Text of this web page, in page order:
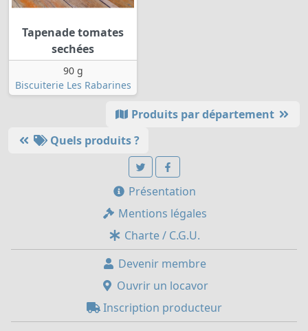
Tapenade tomates
sechées
90 g
Biscuiterie Les Rabarines
Produits par département
Quels produits ?
Présentation
Mentions légales
Charte / C.G.U.
Devenir membre
Ouvrir un locavor
Inscription producteur